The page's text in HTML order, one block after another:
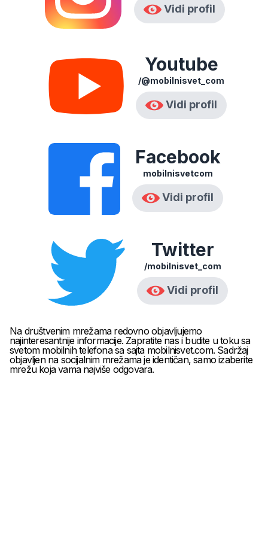
Vidi profil
Youtube
/@mobilnisvet_com
Vidi profil
Facebook
mobilnisvetcom
Vidi profil
Twitter
/mobilnisvet_com
Vidi profil
Na društvenim mrežama redovno objavljujemo
najinteresantnije informacije. Zapratite nas i budite u toku sa
svetom mobilnih telefona sa sajta mobilnisvet.com. Sadržaj
objavljen na socijalnim mrežama je identičan, samo izaberite
mrežu koja vama najviše odgovara.